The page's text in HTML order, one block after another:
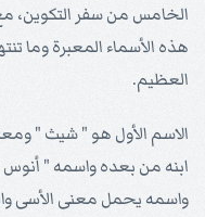
الخامس من سفر التكوين،
هذه الأسماء المعبرة وما
العظيم.
الاسم الأول هو " شيث "
ابنه من بعده واسمه " أنوس "
واسمه يحمل معنى الأسى